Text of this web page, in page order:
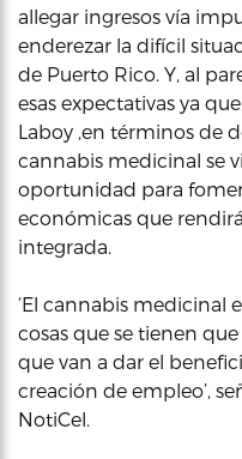
allegar ingresos vía
enderezar la difícil
de Puerto Rico. Y, al
esas expectativas ya
Laboy ,en términos de
cannabis medicinal se
oportunidad para
económicas que
integrada.
‘El cannabis medicinal
cosas que se tienen
que van a dar el
creación de empleo’,
NotiCel.